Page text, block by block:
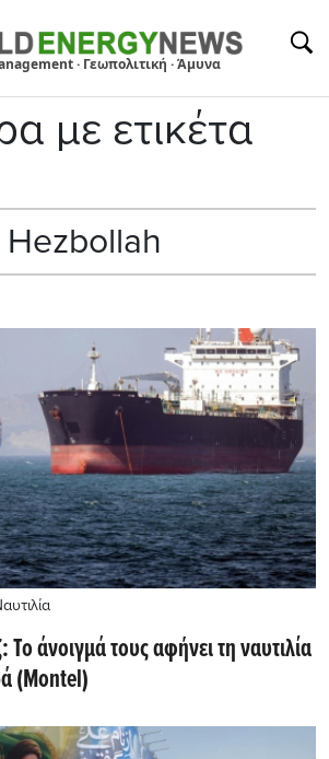
· Γεωπολιτική · Άμυνα
με ετικέτα
Hezbollah
άνοιγμά τους αφήνει τη ναυτιλία
(Montel)